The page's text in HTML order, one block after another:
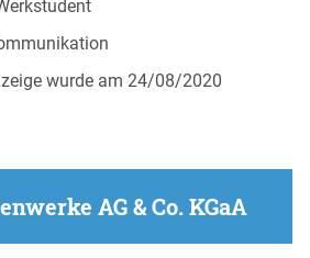
wurde am 24/08/2020
AG & Co. KGaA